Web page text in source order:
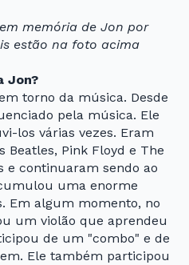
memória de Jon por
estão na foto acima
Jon?
torno da música. Desde
pela música. Ele
los várias vezes. Eram
Beatles, Pink Floyd e The
e continuaram sendo ao
uma enorme
Em algum momento, no
um violão que aprendeu
de um "combo" e de
Ele também participou